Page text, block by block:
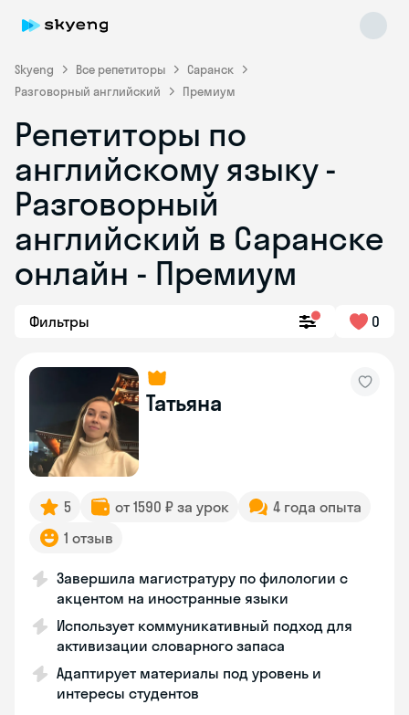
Skyeng Все репетиторы
Саранск
Разговорный английский
Премиум
Репетиторы по
английскому языку -
Разговорный
английский в Саранске
онлайн - Премиум
Фильтры 0
Татьяна
5 от 1590 ₽ за урок
4 года опыта
1 отзыв
Завершила магистратуру по филологии с
акцентом на иностранные языки
Использует коммуникативный подход для
активизации словарного запаса
Адаптирует материалы под уровень и
интересы студентов
Skyeng Chat